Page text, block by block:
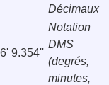
Décimaux
9.354''
Notation
DMS
(degrés,
minutes,